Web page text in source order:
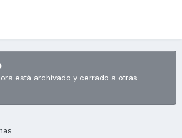
está archivado y cerrado a otras